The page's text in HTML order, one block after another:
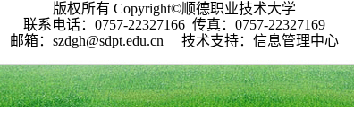
版权所有 Copyright©顺德职业技术大学
联系电话：0757-22327166 传真：0757-22327169
邮箱：szdgh@sdpt.edu.cn 技术支持：信息管理中心